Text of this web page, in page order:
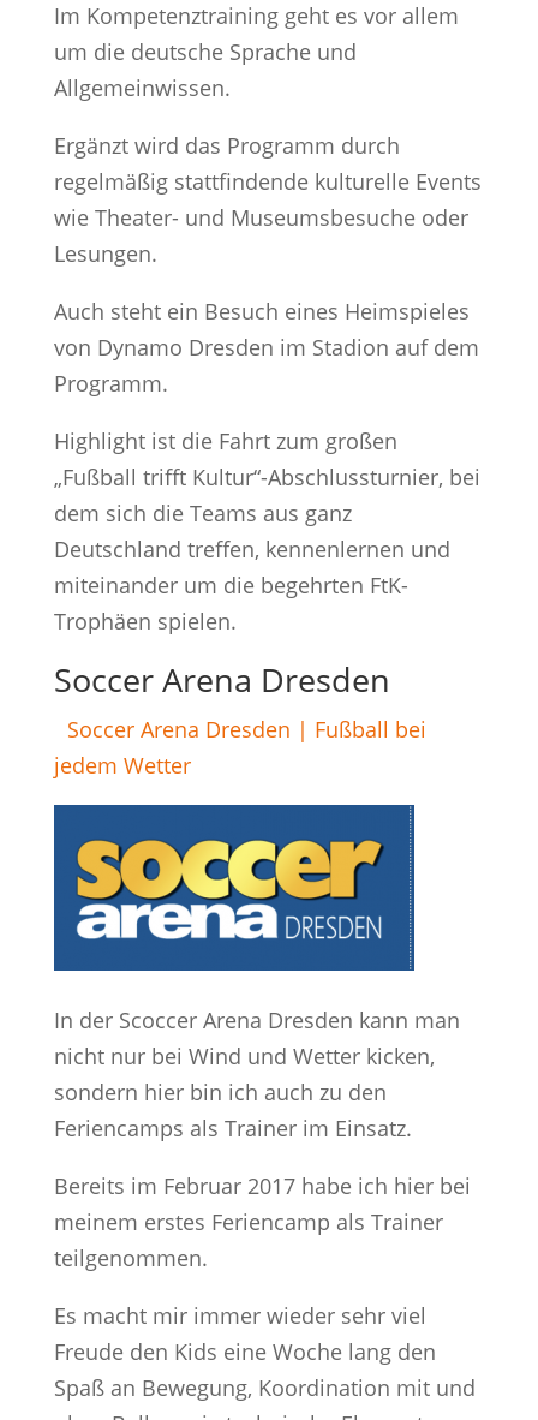
Im Kompetenztraining geht es vor allem
um die deutsche Sprache und
Allgemeinwissen.
Ergänzt wird das Programm durch
regelmäßig stattfindende kulturelle Events
wie Theater- und Museumsbesuche oder
Lesungen.
Auch steht ein Besuch eines Heimspieles
von Dynamo Dresden im Stadion auf dem
Programm.
Highlight ist die Fahrt zum großen
„Fußball trifft Kultur“-Abschlussturnier, bei
dem sich die Teams aus ganz
Deutschland treffen, kennenlernen und
miteinander um die begehrten FtK-
Trophäen spielen.
Soccer Arena Dresden
Soccer Arena Dresden | Fußball bei
jedem Wetter
In der Scoccer Arena Dresden kann man
nicht nur bei Wind und Wetter kicken,
sondern hier bin ich auch zu den
Feriencamps als Trainer im Einsatz.
Bereits im Februar 2017 habe ich hier bei
meinem erstes Feriencamp als Trainer
teilgenommen.
Es macht mir immer wieder sehr viel
Freude den Kids eine Woche lang den
Spaß an Bewegung, Koordination mit und